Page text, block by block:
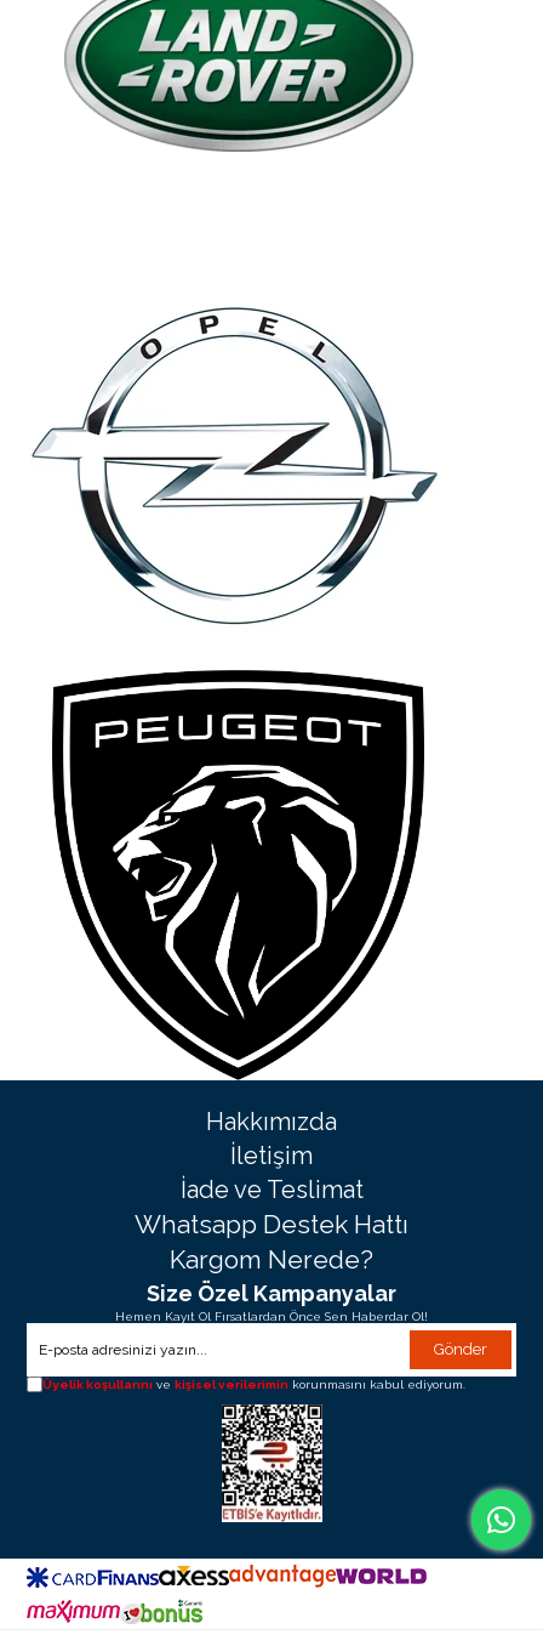
Hakkımızda
İletişim
İade ve Teslimat
Whatsapp Destek Hattı
Kargom Nerede?
Size Özel Kampanyalar
Hemen Kayıt Ol Fırsatlardan Önce Sen Haberdar Ol!
Gönder
Üyelik koşullarını vekişisel verilerimin korunmasını kabul ediyorum.